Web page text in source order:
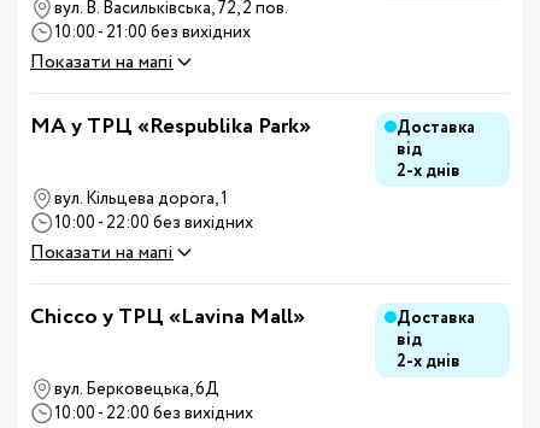
вул. В. Васильківська, 72, 2 пов.
10:00 - 21:00 без вихідних
Показати на мапі
MA у ТРЦ «Respublika Park»
Доставка
від
2-х днів
вул. Кільцева дорога, 1
10:00 - 22:00 без вихідних
Показати на мапі
Chicco у ТРЦ «Lavina Mall»
Доставка
від
2-х днів
вул. Берковецька, 6Д
10:00 - 22:00 без вихідних